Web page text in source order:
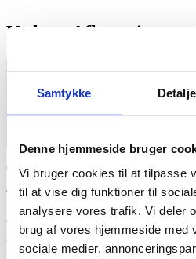
Samtykke
Denne hjemmeside bruger
Vi bruger cookies til at tilpasse
til at vise dig funktioner til
analysere vores trafik. Vi deler
brug af vores hjemmeside med
sociale medier,
Vælg et
Din kurv er tom
0
Tjek vores butik for at se, hvad der
Cart Total:
Din kurv er tom. Køb nu →